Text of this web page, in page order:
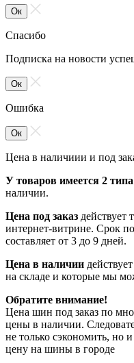
Ок
Спасибо
Подписка на новости
Ок
Ошибка
Ок
Цена в наличиии и под
У товаров имеется 2
наличии.
Цена под заказ действует
интернет-витрине. Срок
составляет от 3 до 9 дней.
Цена в наличии
на складе и которые мы
Обратите внимание!
Цена шин под заказ по
цены в наличии.
не только сэкономить, но
цену на шины в городе